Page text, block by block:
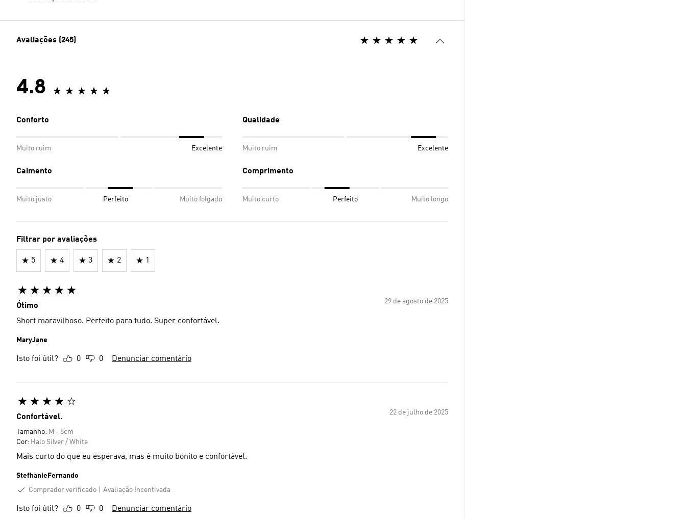
Avaliações (245)
4.8
Conforto
Muito ruim Excelente
Qualidade
Muito ruim Excelente
Caimento
Muito justo Perfeito Muito folgado
Comprimento
Muito curto Perfeito Muito longo
Filtrar por avaliações
5 4 3 2 1
29 de agosto de 2025
Ótimo
Short maravilhoso. Perfeito para tudo. Super confortável.
MaryJane
Isto foi útil? 0 0 Denunciar comentário
22 de julho de 2025
Confortável.
Tamanho: M - 8cm
Cor: Halo Silver / White
Mais curto do que eu esperava, mas é muito bonito e confortável.
StefhanieFernando
Comprador verificado
Avaliação Incentivada
Isto foi útil? 0 0 Denunciar comentário